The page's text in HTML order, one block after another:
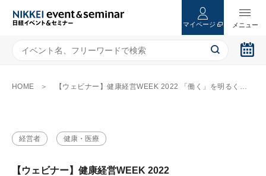
マイページ
HOME 【ウェビナー】健康経営WEEK 2022 「働く」を明るく、「組織」を強く。 サステナブルな経営へ。
経営者 健康・医療
【ウェビナー】健康経営WEEK 2022